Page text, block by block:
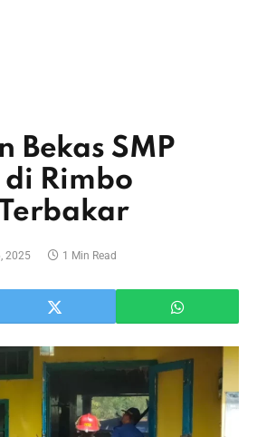
Bekas SMP
Rimbo
2025 1 Min Read